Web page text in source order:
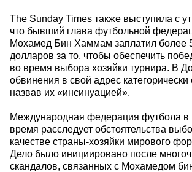
The Sunday Times также выступила с
что бывший глава футбольной
Мохамед Бин Хаммам заплатил более
долларов за то, чтобы обеспечить
во время выбора хозяйки турнира. В
обвинения в свой адрес категорически
назвав их «инсинуацией».
Международная федерация футбола в
время расследует обстоятельства
качестве страны-хозяйки мирового
Дело было инициировано после
скандалов, связанных с Мохамедом